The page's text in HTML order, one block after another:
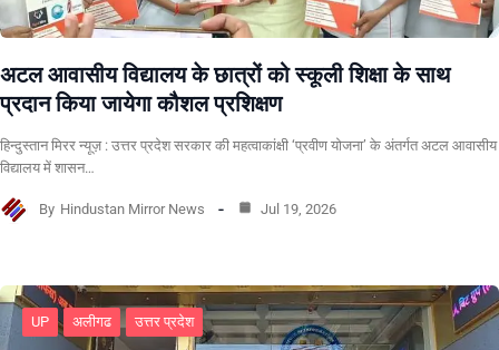
अटल आवासीय विद्यालय के छात्रों को स्कूली शिक्षा के साथ
प्रदान किया जायेगा कौशल प्रशिक्षण
हिन्दुस्तान मिरर न्यूज़ : उत्तर प्रदेश सरकार की महत्वाकांक्षी ‘प्रवीण योजना’ के अंतर्गत अटल आवासीय
विद्यालय में शासन…
By Hindustan Mirror News Jul 19, 2026
UP अलीगढ उत्तर प्रदेश